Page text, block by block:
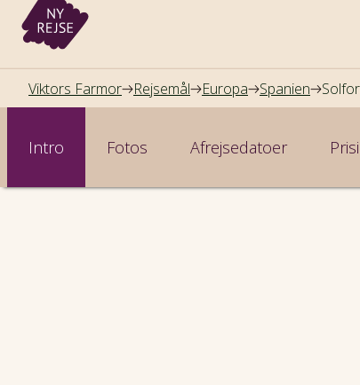
Viktors Farmor Rejsemål Europa Spanien
Intro Fotos Afrejsedatoer